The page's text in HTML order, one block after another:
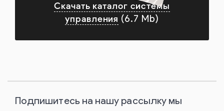
Скачать каталог системы
управления (6.7 Mb)
Подпишитесь на нашу рассылку мы